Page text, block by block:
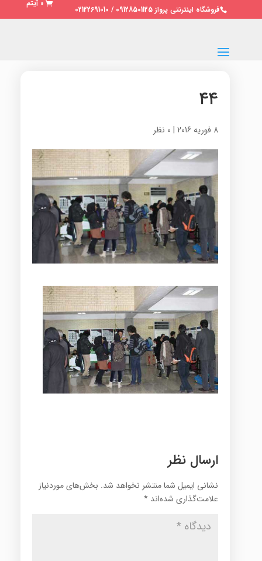
فروشگاه اینترنتی پرواز 09128501125 / 02122691010
0 آیتم
۴۴
8 فوریه 2016 | 0 نظر
ارسال نظر
نشانی ایمیل شما منتشر نخواهد شد. بخش‌های موردنیاز
علامت‌گذاری شده‌اند *